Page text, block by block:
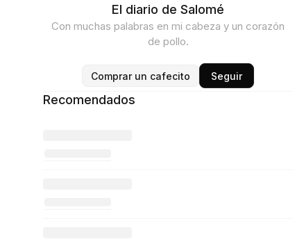
El diario de Salomé
Con muchas palabras en mi cabeza y un corazón
de pollo.
Comprar un cafecito Seguir
Recomendados